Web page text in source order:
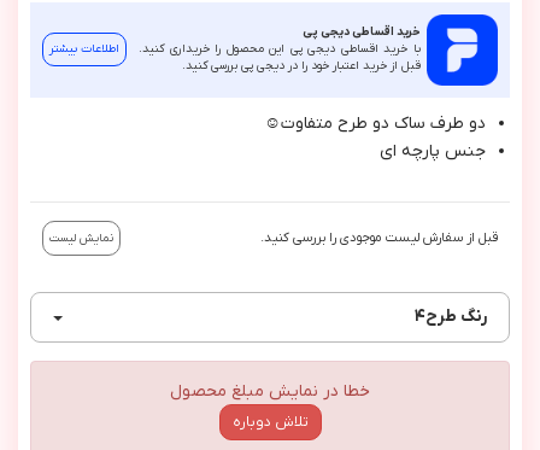
خرید اقساطی دیجی پی
با خرید اقساطی دیجی پی این محصول را خریداری کنید.
قبل از خرید اعتبار خود را در دیجی پی بررسی کنید.
اطلاعات بیشتر
دو طرف ساك دو طرح متفاوت☺️
جنس پارچه اي
قبل از سفارش لیست موجودی را بررسی کنید. نمایش لیست
رنگ طرح٤
خطا در نمایش مبلغ محصول
تلاش دوباره